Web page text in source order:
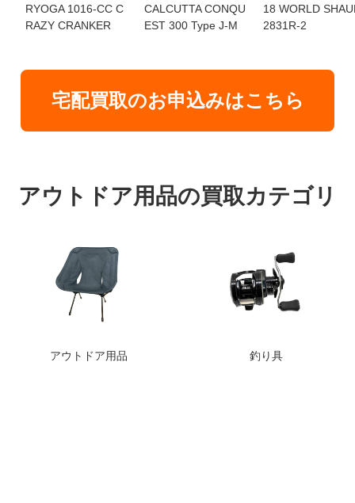
RYOGA 1016-CC C
RAZY CRANKER
CALCUTTA CONQU
EST 300 Type J-M
18 WORLD
2831R-2
宅配買取のお申込みはこちら
アウトドア用品の買取カテゴリ
アウトドア用品 釣り具